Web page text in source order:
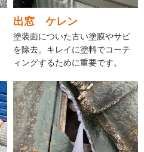
出窓 ケレン
塗装面についた古い塗膜やサビ
を除去。キレイに塗料でコーテ
ィングするために重要です。